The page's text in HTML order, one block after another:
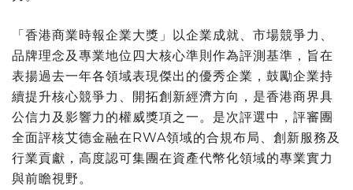
「香港商業時報企業大獎」以企業成就、市場競爭力、
品牌理念及專業地位四大核心準則作為評測基準，旨在
表揚過去一年各領域表現傑出的優秀企業，鼓勵企業持
續提升核心競爭力、開拓創新經濟方向，是香港商界具
公信力及影響力的權威獎項之一。是次評選中，評審團
全面評核艾德金融在RWA領域的合規布局、創新服務及
行業貢獻，高度認可集團在資產代幣化領域的專業實力
與前瞻視野。